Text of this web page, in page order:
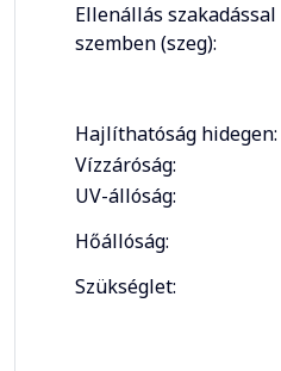
Ellenállás szakadással
szemben (szeg):
Hajlíthatóság hidegen:
Vízzáróság:
UV-állóság:
Hőállóság:
Szükséglet: